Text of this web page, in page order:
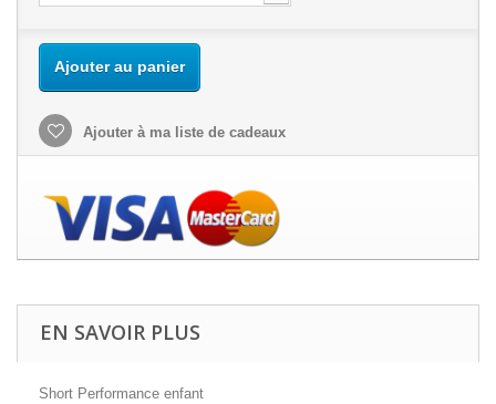
Ajouter au panier
Ajouter à ma liste de cadeaux
EN SAVOIR PLUS
Short Performance enfant